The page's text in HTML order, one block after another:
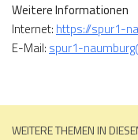
Weitere Informationen
Internet: https://spur1-
E-Mail: spur1-
WEITERE THEMEN IN